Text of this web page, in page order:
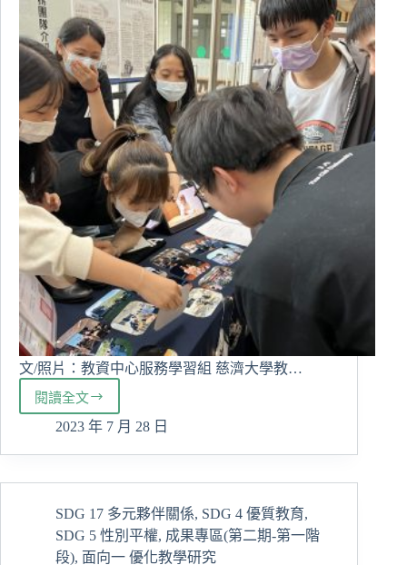
良
教
師
文/照片：教資中心服務學習組 慈濟大學教…
閱讀全文
2023
年
濟
大
服
務
學
2023 年 7 月 28 日
SDG 17 多元夥伴關係, SDG 4 優質教育,
SDG 5 性別平權, 成果專區(第二期-第一階
段), 面向一 優化教學研究